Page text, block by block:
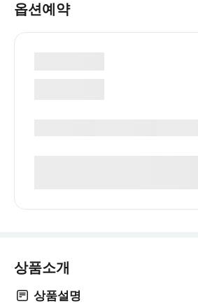
옵션예약
상품소개
상품설명